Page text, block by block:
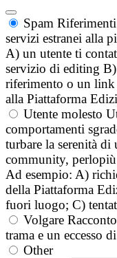
Spam
servizi estranei alla
A) un utente ti
servizio di editing
riferimento o un link
alla Piattaforma
Utente molesto
comportamenti
turbare la serenità
community,
Ad esempio: A)
della Piattaforma
fuori luogo; C)
Volgare
trama e un eccesso
Other